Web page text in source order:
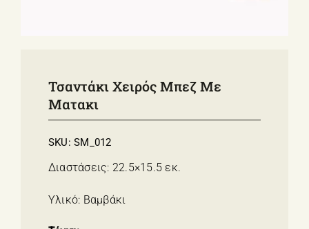
Τσαντάκι Χειρός Μπεζ Με
Ματακι
SKU:SM_012
Διαστάσεις: 22.5×15.5 εκ.
Υλικό: Βαμβάκι